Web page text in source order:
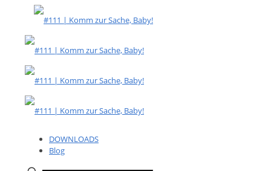
DOWNLOADS
Blog